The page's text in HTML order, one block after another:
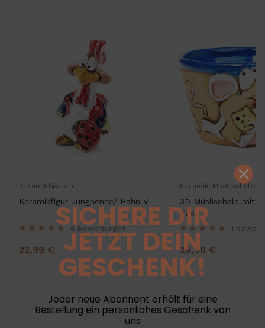
Keramikfiguren
Keramikfigur Junghenne/ Hahn V
6 bewertungen
22,99 €
Keramik-Müslischalen
3D Müslischale mit
Käse
1
26,90 €
SICHERE DIR
JETZT DEIN
GESCHENK!
Jeder neue Abonnent erhält für eine
Bestellung ein persönliches Geschenk von
uns